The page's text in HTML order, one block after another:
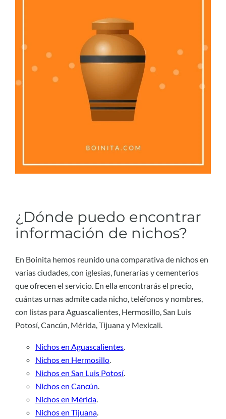
¿Dónde puedo encontrar
información de nichos?
En Boinita hemos reunido una comparativa de nichos en
varias ciudades, con iglesias, funerarias y cementerios
que ofrecen el servicio. En ella encontrarás el precio,
cuántas urnas admite cada nicho, teléfonos y nombres,
con listas para Aguascalientes, Hermosillo, San Luis
Potosí, Cancún, Mérida, Tijuana y Mexicali.
Nichos en Aguascalientes
Nichos en Hermosillo
Nichos en San Luis Potosí
Nichos en Cancún
Nichos en Mérida
Nichos en Tijuana